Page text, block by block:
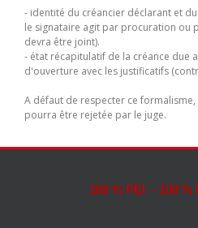
- identité du créancier déclarant et
le signataire agit par procuration ou
devra être joint).
- état récapitulatif de la créance due
d'ouverture avec les justificatifs
A défaut de respecter ce
pourra être rejetée par le juge.
100 % PEI - 100 %